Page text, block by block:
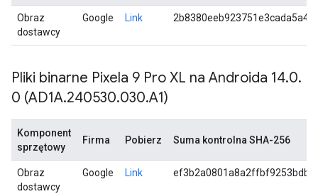
Obraz
dostawcy
Google Link
Pliki binarne Pixela 9 Pro XL na Androida 14.0.
0 (AD1A.240530.030.A1)
Komponent
sprzętowy
Firma Pobierz Suma kontrolna SHA-256
Obraz
dostawcy
Google Link